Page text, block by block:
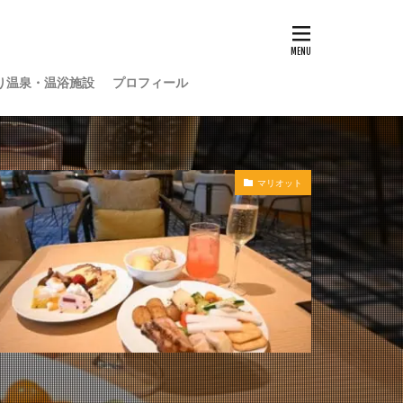
温泉・温浴施設 プロフィール
マリオット